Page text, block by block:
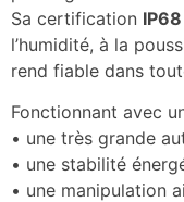
Sa certification IP68
l’humidité, à la
rend fiable dans
Fonctionnant avec
• une très grande
• une stabilité
• une manipulation